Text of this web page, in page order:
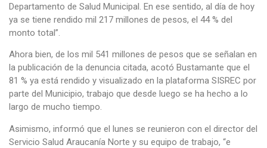
Departamento de Salud Municipal. En ese sentido, al día de hoy
ya se tiene rendido mil 217 millones de pesos, el 44 % del
monto total”.
Ahora bien, de los mil 541 millones de pesos que se señalan en
la publicación de la denuncia citada, acotó Bustamante que el
81 % ya está rendido y visualizado en la plataforma SISREC por
parte del Municipio, trabajo que desde luego se ha hecho a lo
largo de mucho tiempo.
Asimismo, informó que el lunes se reunieron con el director del
Servicio Salud Araucanía Norte y su equipo de trabajo, “e